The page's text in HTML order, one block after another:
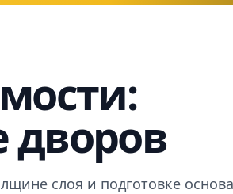
дворов
слоя и подготовке